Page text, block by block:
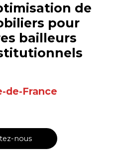
de
pour
bailleurs
de-France
nous